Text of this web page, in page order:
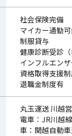
社会保険完備
マイカー通勤
制服貸与
健康診断受診（
インフルエンザ
資格取得支援制
退職金制度有
丸玉運送 川越
電車：JR川越
車：関越自動